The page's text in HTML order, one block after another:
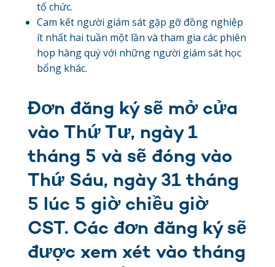
tổ chức.
Cam kết người giám sát gặp gỡ đồng nghiệp
ít nhất hai tuần một lần và tham gia các phiên
họp hàng quý với những người giám sát học
bổng khác.
Đơn đăng ký sẽ mở cửa
vào Thứ Tư, ngày 1
tháng 5 và sẽ đóng vào
Thứ Sáu, ngày 31 tháng
5 lúc 5 giờ chiều giờ
CST. Các đơn đăng ký sẽ
được xem xét vào tháng